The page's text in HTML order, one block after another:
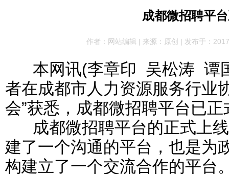
成都微招聘平
作者：网站编辑 | 来源：原创 | 发布于：
本网讯(李章印 吴松涛 谭
者在成都市人力资源服务行业
会”获悉，成都微招聘平台已正
成都微招聘平台的正式上线
建了一个沟通的平台，也是为
构建立了一个交流合作的平台